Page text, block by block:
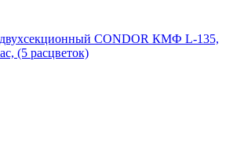
CONDOR КМФ L-135,
(5 расцветок)